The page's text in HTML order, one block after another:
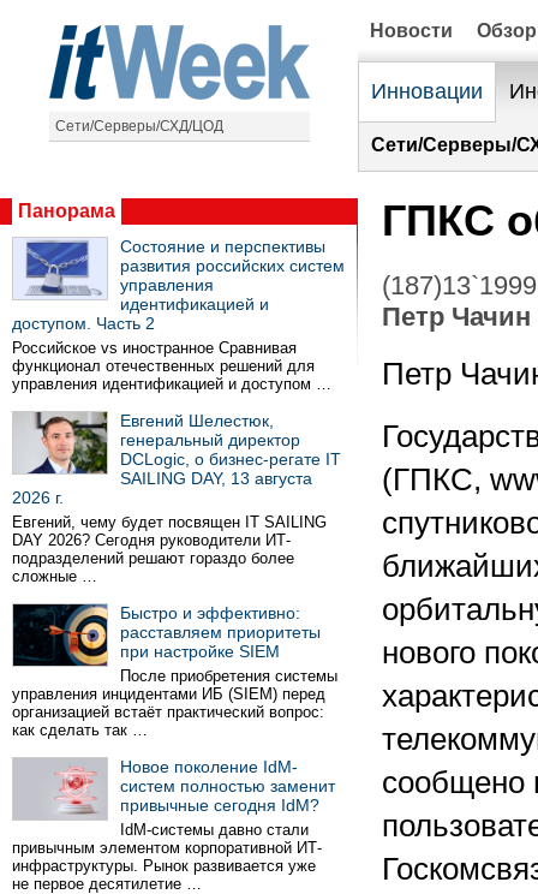
Сети/Серверы/СХД/ЦОД
Новости
Инновации
Сети/Серверы/
Панорама
Состояние и перспективы
развития российских систем
управления
идентификацией и
доступом. Часть 2
Российское vs иностранное Сравнивая
функционал отечественных решений для
управления идентификацией и доступом …
Евгений Шелестюк,
генеральный директор
DCLogic, о бизнес-регате IT
SAILING DAY, 13 августа
2026 г.
Евгений, чему будет посвящен IT SAILING
DAY 2026? Сегодня руководители ИТ-
подразделений решают гораздо более
сложные …
Быстро и эффективно:
расставляем приоритеты
при настройке SIEM
После приобретения системы
управления инцидентами ИБ (SIEM) перед
организацией встаёт практический вопрос:
как сделать так …
Новое поколение IdM-
систем полностью заменит
привычные сегодня IdM?
IdM-системы давно стали
привычным элементом корпоративной ИТ-
инфраструктуры. Рынок развивается уже
не первое десятилетие …
ГПКС
(187)13`1999
Петр Чачин
Петр
(ГПКС,
нового
сообщено